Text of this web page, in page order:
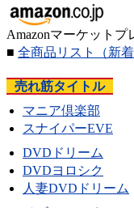
Amazonマーケットプ
■ 全商品リスト （新
売れ筋タイトル
マニア倶楽部
スナイパーEVE
DVDドリーム
DVDヨロシク
人妻DVDドリーム